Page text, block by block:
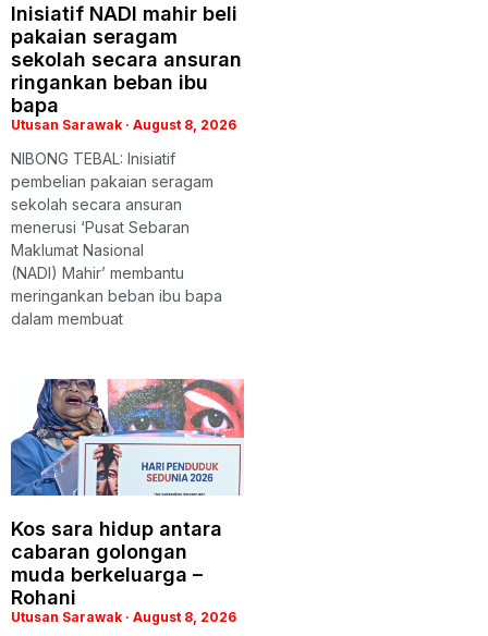
Inisiatif NADI mahir beli
pakaian seragam
sekolah secara ansuran
ringankan beban ibu
bapa
Utusan Sarawak August 8, 2026
NIBONG TEBAL: Inisiatif
pembelian pakaian seragam
sekolah secara ansuran
menerusi ‘Pusat Sebaran
Maklumat Nasional
(NADI) Mahir’ membantu
meringankan beban ibu bapa
dalam membuat
Kos sara hidup antara
cabaran golongan
muda berkeluarga –
Rohani
Utusan Sarawak August 8, 2026